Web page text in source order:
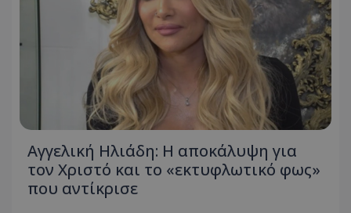
Αγγελική Ηλιάδη: Η αποκάλυψη για
τον Χριστό και το «εκτυφλωτικό φως»
που αντίκρισε